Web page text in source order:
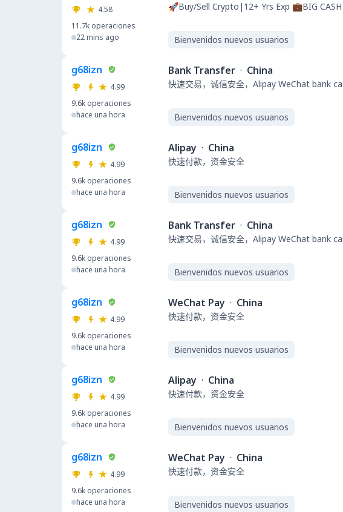
4.58
11.7k operaciones
22 mins ago
🚀Buy/Sell Crypto|12+ Yrs Exp 💼BIG
Bienvenidos nuevos usuarios
g68izn
4.99
9.6k operaciones
hace una hora
Bank Transfer · China
快速交易，诚信安全，Alipay WeChat bank
Bienvenidos nuevos usuarios
g68izn
4.99
9.6k operaciones
hace una hora
Alipay · China
快速付款，资金安全
Bienvenidos nuevos usuarios
g68izn
4.99
9.6k operaciones
hace una hora
Bank Transfer · China
快速交易，诚信安全，Alipay WeChat bank
Bienvenidos nuevos usuarios
g68izn
4.99
9.6k operaciones
hace una hora
WeChat Pay · China
快速付款，资金安全
Bienvenidos nuevos usuarios
g68izn
4.99
9.6k operaciones
hace una hora
Alipay · China
快速付款，资金安全
Bienvenidos nuevos usuarios
g68izn
4.99
9.6k operaciones
hace una hora
WeChat Pay · China
快速付款，资金安全
Bienvenidos nuevos usuarios